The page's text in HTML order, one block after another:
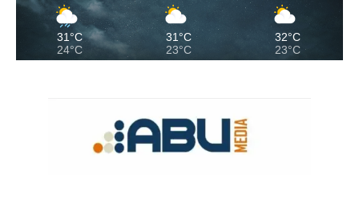
31°C
24°C
31°C
23°C
32°C
23°C